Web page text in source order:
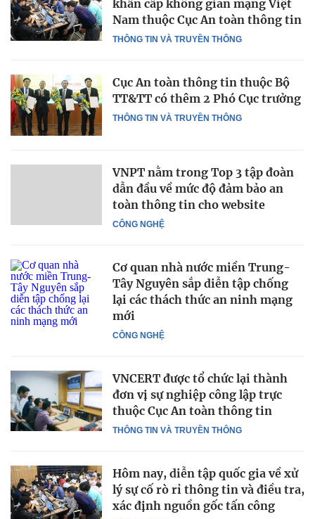
THÔNG TIN VÀ TRUYỀN THÔNG
khẩn cấp không gian mạng Việt
Nam thuộc Cục An toàn thông tin
THÔNG TIN VÀ TRUYỀN THÔNG
Cục An toàn thông tin thuộc Bộ
TT&TT có thêm 2 Phó Cục trưởng
CÔNG NGHỆ
VNPT nằm trong Top 3 tập đoàn
dẫn đầu về mức độ đảm bảo an
toàn thông tin cho website
CÔNG NGHỆ
Cơ quan nhà nước miền Trung-
Tây Nguyên sắp diễn tập chống
lại các thách thức an ninh mạng
mới
THÔNG TIN VÀ TRUYỀN THÔNG
VNCERT được tổ chức lại thành
đơn vị sự nghiệp công lập trực
thuộc Cục An toàn thông tin
Hôm nay, diễn tập quốc gia về xử
lý sự cố rò rỉ thông tin và điều tra,
xác định nguồn gốc tấn công